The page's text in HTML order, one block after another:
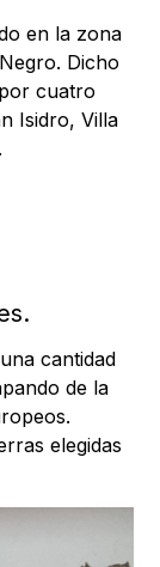
en la zona
Dicho
cuatro
Isidro, Villa
cantidad
de la
elegidas